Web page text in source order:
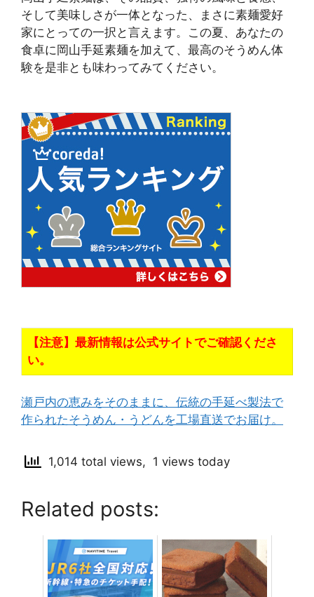
そして美味しさが一体となった、まさに素麺愛好
家にとっての一択と言えます。この夏、あなたの
食卓に岡山手延素麺を加えて、最高のそうめん体
験を是非とも味わってみてください。
【注意】最新情報は公式サイトでご確認くださ
い。
瀬戸内の恵みをそのままに、伝統の手延べ製法で
作られたそうめん・うどんを工場直送でお届け。
1,014 total views, 1 views today
Related posts: